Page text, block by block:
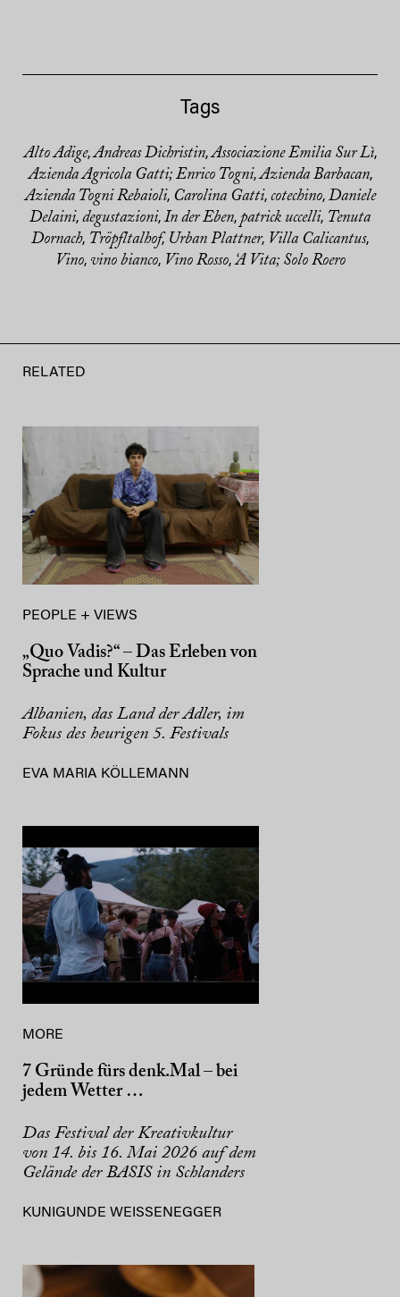
Tags
Alto Adige,Andreas Dichristin,Associazione Emilia Sur Lì,
Azienda Agricola Gatti; Enrico Togni,Azienda Barbacan,
Azienda Togni Rebaioli, Carolina Gatti, cotechino, Daniele
Delaini, degustazioni, In der Eben, patrick uccelli, Tenuta
Dornach, Tröpfltalhof, Urban Plattner, Villa Calicantus,
Vino, vino bianco, Vino Rosso,‘A Vita; Solo Roero
RELATED
PEOPLE + VIEWS
„Quo Vadis?“ – Das Erleben von
Sprache und Kultur
Albanien, das Land der Adler, im
Fokus des heurigen 5. Festivals
EVA MARIA KÖLLEMANN
MORE
7 Gründe fürs denk.Mal – bei
jedem Wetter …
Das Festival der Kreativkultur
von 14. bis 16. Mai 2026 auf dem
Gelände der BASIS in Schlanders
KUNIGUNDE WEISSENEGGER